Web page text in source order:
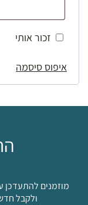
זכור אותי
איפוס סיסמה
מוזמנים להתעדכן
ולקבל